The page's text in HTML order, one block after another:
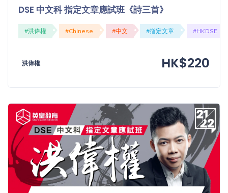
DSE 中文科 指定文章應試班《詩三首》
#洪偉權 #Chinese #中文 #指定文章 #HKDSE
洪偉權 HK$220